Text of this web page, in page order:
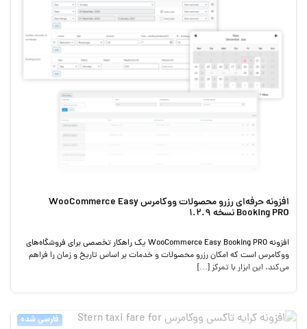
افزونه حرفه‌ای رزرو محصولات ووکامرس WooCommerce Easy
Booking PRO نسخه 1.2.9
افزونه WooCommerce Easy Booking PRO یک راهکار تخصصی برای فروشگاه‌های
ووکامرس است که امکان رزرو محصولات و خدمات بر اساس تاریخ و زمان را فراهم
می‌کند. این ابزار با تمرکز […]
فارسی شده